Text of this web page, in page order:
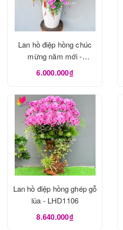
Lan hồ điệp hồng chúc
mừng năm mới -
LHD1114
6.000.000₫
Lan hồ điệp hồng ghép gỗ
lũa - LHD1106
8.640.000₫